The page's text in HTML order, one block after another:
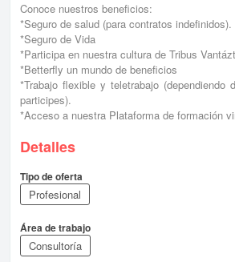
Conoce nuestros beneficios:
*Seguro de salud (para contratos indefinidos).
*Seguro de Vida
*Participa en nuestra cultura de Tribus
*Betterfly un mundo de beneficios
*Trabajo flexible y teletrabajo (dependiendo
participes).
*Acceso a nuestra Plataforma de formación
Detalles
Tipo de oferta
Profesional
Área de trabajo
Consultoría